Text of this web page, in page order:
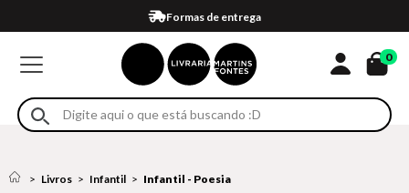
Formas de entrega
Compra 100% segura
Em até 4x sem juros no cartão*
Retire na loja
Eventos
0
Livros Infantil Infantil - Poesia